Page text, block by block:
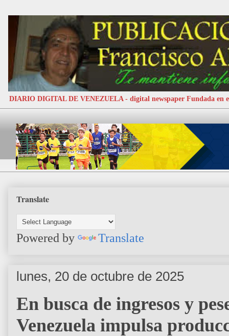
DIARIO DIGITAL DE VENEZUELA - digital newspaper Fundada en
Translate
Powered by Translate
lunes, 20 de octubre de 2025
En busca de ingresos y
Venezuela impulsa